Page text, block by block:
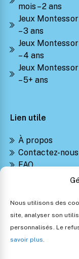
Nous utilisons des
site, analyser son
personnalisés. Le
savoir plus.
mois – 2 ans
Jeux
– 3 ans
Jeux
– 4 ans
Jeux
– 5+ ans
Lien utile
À propos
Contactez-nous
FAQ
Suivre ma
Retours et
Politique de
Conditions
Politique